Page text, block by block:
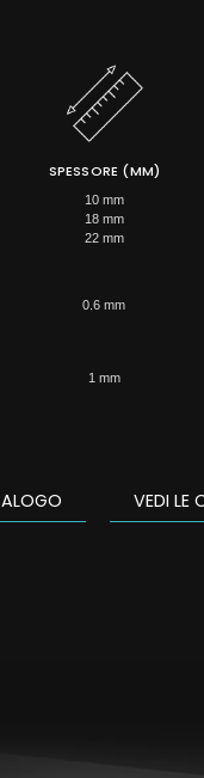
SPESSORE (MM)
10 mm
18 mm
22 mm
0.6 mm
1 mm
VEDI LE